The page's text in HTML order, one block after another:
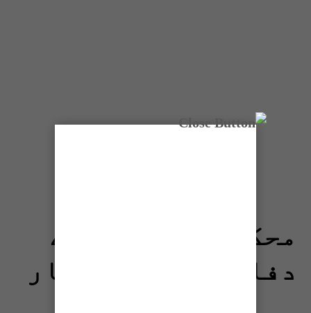
محکمہ ایکسائز کے
دفاتر کے اوقات کار